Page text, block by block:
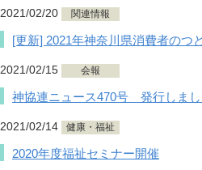
2021/02/20 関連情報
[更新] 2021年神奈川県消費者のつ
2021/02/15 会報
神協連ニュース470号 発行しまし
2021/02/14 健康・福祉
2020年度福祉セミナー開催